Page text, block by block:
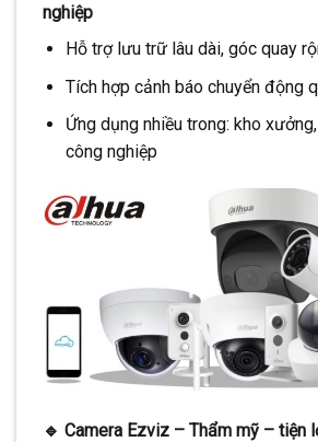
nghiệp
Hỗ trợ lưu trữ lâu dài, góc quay
Tích hợp cảnh báo chuyển động
Ứng dụng nhiều trong: kho
công nghiệp
🔹 Camera Ezviz – Thẩm mỹ – tiện